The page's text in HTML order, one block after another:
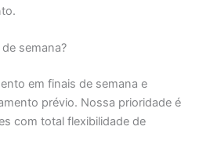
semana?
em finais de semana e
prévio. Nossa prioridade é
com total flexibilidade de